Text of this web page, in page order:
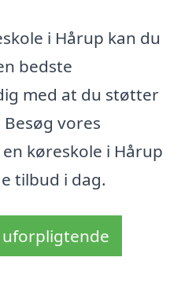
i Hårup kan du
bedste
med at du støtter
vores
køreskole i Hårup
tilbud i dag.